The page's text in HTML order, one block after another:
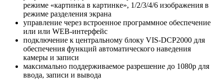
режиме «картинка в картинке», 1/2/3/4/6 изображения в
режиме разделения экрана
управление через встроенное программное обеспечение
или или WEB-интерфейс
подключение к центральному блоку VIS-DCP2000 для
обеспечения функций автоматического наведения
камеры и записи
максимально поддерживаемое разрешение до 1080p для
ввода, записи и вывода